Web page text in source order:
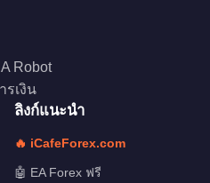
Robot
รเงิน
ลิงก์แนะนำ
🔥 iCafeForex.com
🤖 EA Forex ฟรี